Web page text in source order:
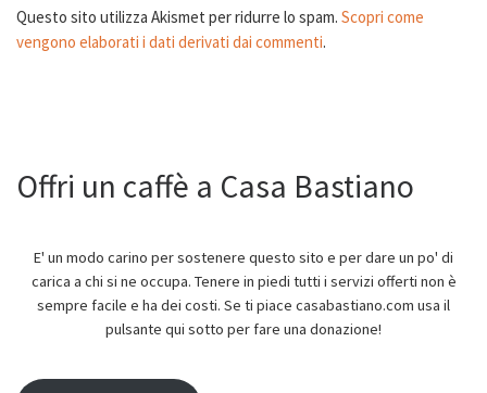
Questo sito utilizza Akismet per ridurre lo spam. Scopri come
vengono elaborati i dati derivati dai commenti.
Offri un caffè a Casa Bastiano
E' un modo carino per sostenere questo sito e per dare un po' di
carica a chi si ne occupa. Tenere in piedi tutti i servizi offerti non è
sempre facile e ha dei costi. Se ti piace casabastiano.com usa il
pulsante qui sotto per fare una donazione!